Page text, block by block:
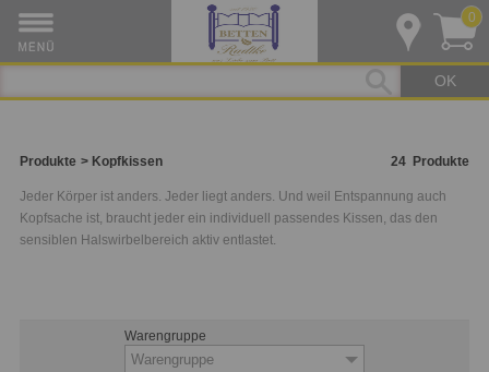
OK
0
Produkte Kopfkissen 24 Produkte
Jeder Körper ist anders. Jeder liegt anders. Und weil Entspannung auch
Kopfsache ist, braucht jeder ein individuell passendes Kissen, das den
sensiblen Halswirbelbereich aktiv entlastet.
Warengruppe
Warengruppe